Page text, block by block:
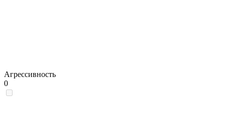
Агрессивность
0